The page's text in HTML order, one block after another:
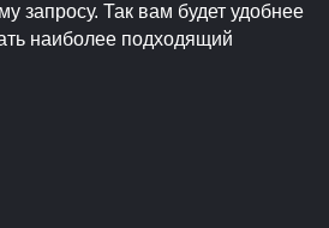
запросу. Так вам будет удобнее
наиболее подходящий